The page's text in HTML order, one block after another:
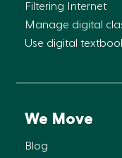
Filtering Internet
Manage digital
Use digital
We Move
Blog